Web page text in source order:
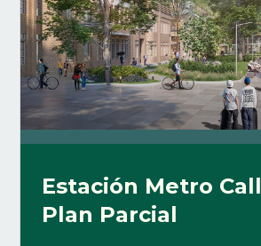
Estación Metro
Plan Parcial